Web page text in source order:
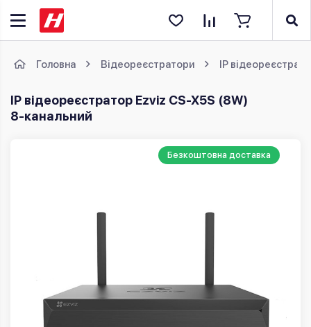
Головна Відеореєстратори IP
IP відеореєстратор Ezviz CS-X5S (8W)
8‑канальний
Безкоштовна доставка